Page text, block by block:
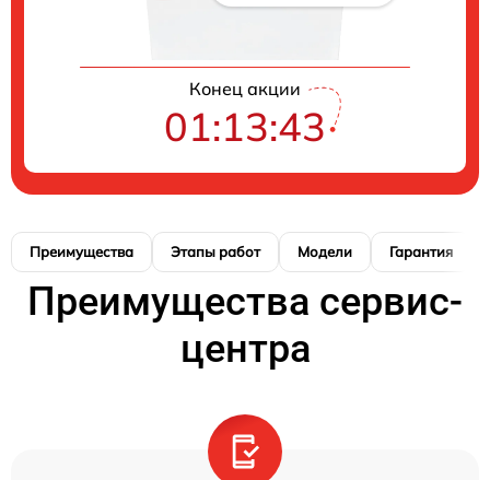
Конец акции
01:13:42
Преимущества Этапы работ Модели Гарантия
Преимущества сервис-
центра